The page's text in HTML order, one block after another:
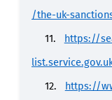
/the-uk-
11.
https://
12.
https://